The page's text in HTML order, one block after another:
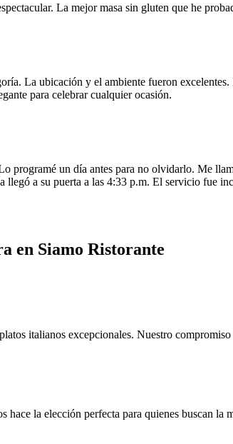
La mejor masa sin gluten que he
La ubicación y el ambiente fueron
para celebrar cualquier ocasión.
programé un día antes para no olvidarlo. Me
a su puerta a las 4:33 p.m. El servicio fue
en Siamo Ristorante
italianos excepcionales. Nuestro
la elección perfecta para quienes buscan